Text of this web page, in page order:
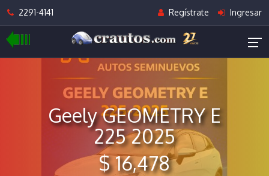
2291-4141 Regístrate Ingresar
Geely GEOMETRY E
225 2025
$ 16,478